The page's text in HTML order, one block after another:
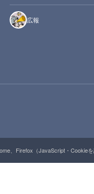
広報
、Firefox（JavaScript・Cookie